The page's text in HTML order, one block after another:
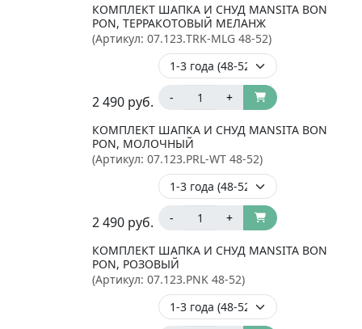
КОМПЛЕКТ ШАПКА И СНУД MANSITA BON
PON, ТЕРРАКОТОВЫЙ МЕЛАНЖ
(Артикул: 07.123.TRK-MLG 48-52)
2 490 руб. - +
КОМПЛЕКТ ШАПКА И СНУД MANSITA BON
PON, МОЛОЧНЫЙ
(Артикул: 07.123.PRL-WT 48-52)
2 490 руб. - +
КОМПЛЕКТ ШАПКА И СНУД MANSITA BON
PON, РОЗОВЫЙ
(Артикул: 07.123.PNK 48-52)